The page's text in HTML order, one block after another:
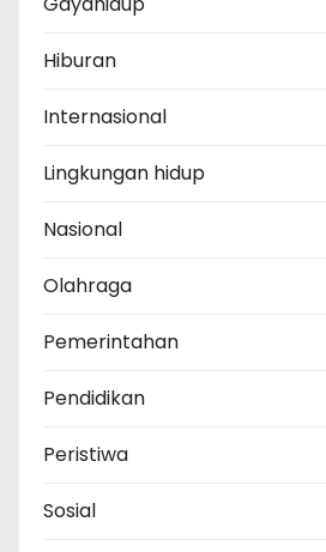
Hiburan
Internasional
Lingkungan hidup
Nasional
Olahraga
Pemerintahan
Pendidikan
Peristiwa
Sosial